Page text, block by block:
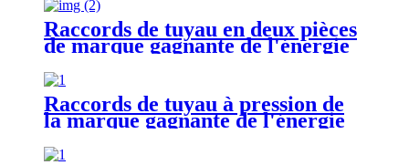
Raccords de tuyau en deux pièces
de marque gagnante de l'énergie
hydraulique - Spirale
Raccords de tuyau à pression de
la marque gagnante de l'énergie
hydraulique